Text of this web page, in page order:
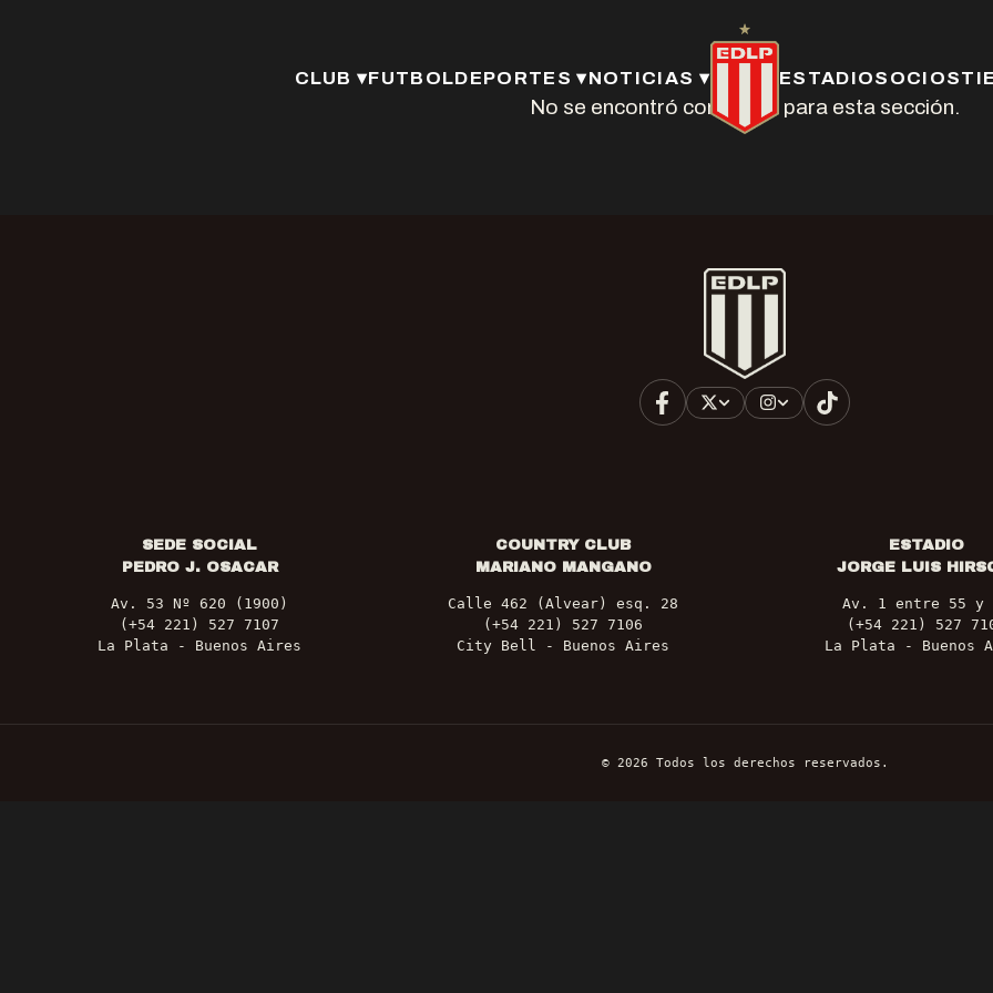
CLUB ▾FUTBOLDEPORTES ▾NOTICIAS ▾ ESTADIOSOCIOS
No se encontró contenido para esta sección.
SEDE SOCIAL
PEDRO J. OSACAR
Av. 53 Nº 620 (1900)
(+54 221) 527 7107
La Plata - Buenos Aires
COUNTRY CLUB
MARIANO MANGANO
Calle 462 (Alvear) esq. 28
(+54 221) 527 7106
City Bell - Buenos Aires
ESTADIO
JORGE LUIS
Av. 1 entre 55 y
(+54 221) 527
La Plata - Buenos
© 2026 Todos los derechos reservados.